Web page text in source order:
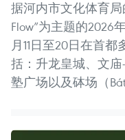
据河内市文化体育
Flow”为主题的2026
月11日至20日在首
括：升龙皇城、文
塾广场以及砵场（